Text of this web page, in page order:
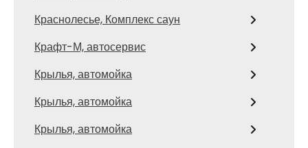
Краснолесье, Комплекс саун
Крафт-М, автосервис
Крылья, автомойка
Крылья, автомойка
Крылья, автомойка